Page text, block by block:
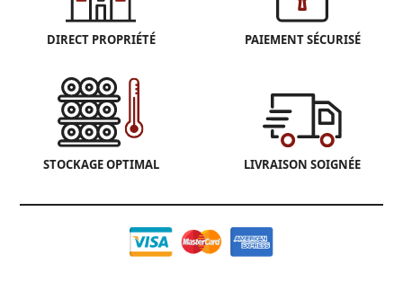
DIRECT PROPRIÉTÉ PAIEMENT SÉCURISÉ
STOCKAGE OPTIMAL LIVRAISON SOIGNÉE